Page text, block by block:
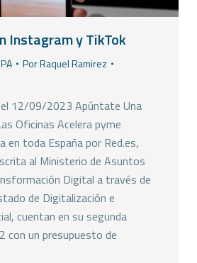
Instagram y TikTok
PorRaquel Ramirez
12/09/2023 Apúntate Una
Oficinas Acelera pyme
en toda España por Red.es,
al Ministerio de Asuntos
Digital a través de
de Digitalización e
cuentan en su segunda
con un presupuesto de